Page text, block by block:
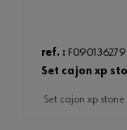
ref. : F090136279
set cajon xp
set cajon xp